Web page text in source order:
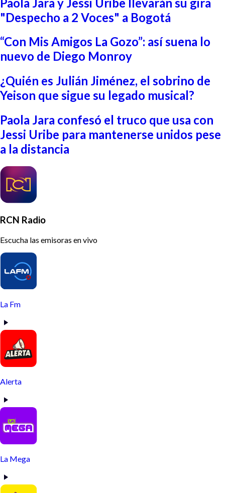
"Despecho a 2 Voces" a Bogotá
“Con Mis Amigos La Gozo”: así suena lo
nuevo de Diego Monroy
¿Quién es Julián Jiménez, el sobrino de
Yeison que sigue su legado musical?
Paola Jara confesó el truco que usa con
Jessi Uribe para mantenerse unidos pese
a la distancia
RCN Radio
Escucha las emisoras en vivo
La Fm
Alerta
La Mega